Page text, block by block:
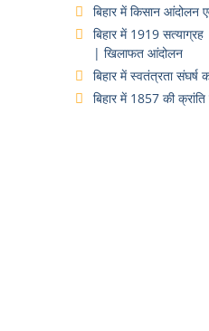
बिहार में किसान आंदोलन
बिहार में 1919
| खिलाफत आंदोलन
बिहार में स्वतंत्रता संघर्ष
बिहार में 1857 की क्रांति